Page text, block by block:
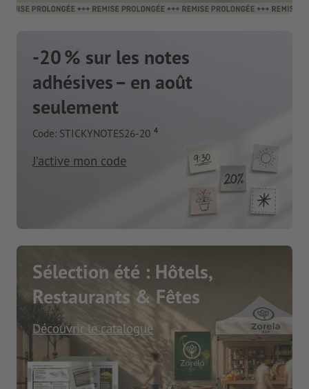
-20 % sur les notes
adhésives – en août
seulement
Code: STICKYNOTES26-20 4
J’active mon code
Sélection été : Hôtels,
Restaurants & Fêtes
Découvrir le catalogue